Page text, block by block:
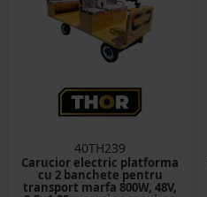
40TH239
Carucior electric platforma
cu 2 banchete pentru
transport marfa 800W, 48V,